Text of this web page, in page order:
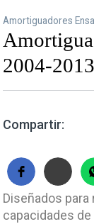
Amortiguadores
2004-
Compartir:
Diseñados
capacidades de